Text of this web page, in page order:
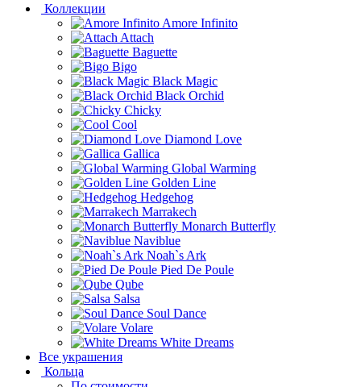
Коллекции
Amore Infinito
Attach
Baguette
Bigo
Black Magic
Black Orchid
Chicky
Cool
Diamond Love
Gallica
Global Warming
Golden Line
Hedgehog
Marrakech
Monarch Butterfly
Naviblue
Noah`s Ark
Pied De Poule
Qube
Salsa
Soul Dance
Volare
White Dreams
Все украшения
Кольца